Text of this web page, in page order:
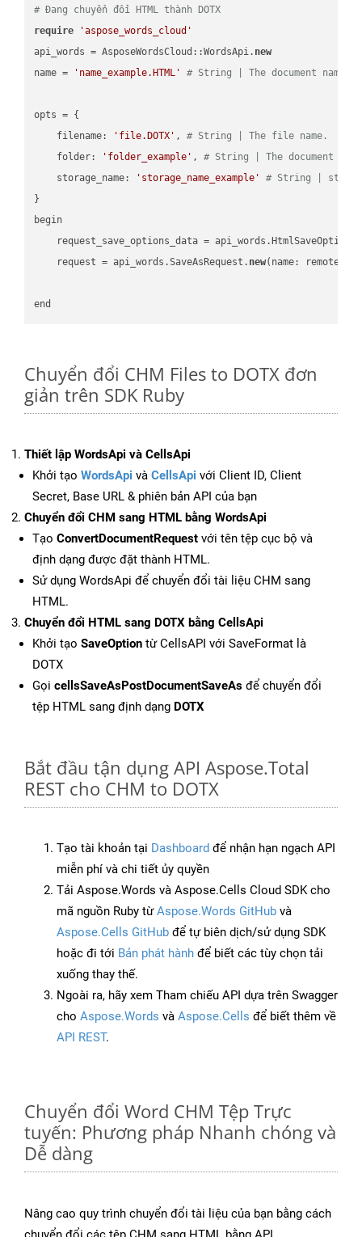
# Đang chuyển đổi HTML thành DOTX
require
'aspose_words_cloud'
api_words = AsposeWordsCloud::WordsApi. new
name =
'name_example.HTML' # String | The document name.
opts = {
    filename:
'file.DOTX' , # String | The file name.
    folder:
'folder_example' , # String | The document
    storage_name:
'storage_name_example'
# String |
}
begin
request_save_options_data =
    request = api_words.SaveAsRequest.
new(name:
Chuyển đổi CHM Files to DOTX đơn
giản trên SDK Ruby
Thiết lập WordsApi và CellsApi
Khởi tạo WordsApi và CellsApi với Client ID, Client
Secret, Base URL & phiên bản API của bạn
Chuyển đổi CHM sang HTML bằng WordsApi
Tạo ConvertDocumentRequest với tên tệp cục bộ và
định dạng được đặt thành HTML.
Sử dụng WordsApi để chuyển đổi tài liệu CHM sang
HTML.
Chuyển đổi HTML sang DOTX bằng CellsApi
Khởi tạo SaveOption từ CellsAPI với SaveFormat là
DOTX
Gọi cellsSaveAsPostDocumentSaveAs để chuyển đổi
tệp HTML sang định dạng DOTX
Bắt đầu tận dụng API Aspose.Total
REST cho CHM to DOTX
Tạo tài khoản tại Dashboard để nhận hạn ngạch API
miễn phí và chi tiết ủy quyền
Tải Aspose.Words và Aspose.Cells Cloud SDK cho
mã nguồn Ruby từAspose.Words GitHub và
Aspose.Cells GitHub để tự biên dịch/sử dụng SDK
hoặc đi tới Bản phát hành để biết các tùy chọn tải
xuống thay thế.
Ngoài ra, hãy xem Tham chiếu API dựa trên Swagger
cho Aspose.Words và Aspose.Cells để biết thêm về
API REST.
Chuyển đổi Word CHM Tệp Trực
tuyến: Phương pháp Nhanh chóng và
Dễ dàng
Nâng cao quy trình chuyển đổi tài liệu của bạn bằng cách